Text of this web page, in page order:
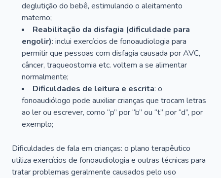
deglutição do bebê, estimulando o aleitamento
materno;
Reabilitação da disfagia (dificuldade para
engolir): inclui exercícios de fonoaudiologia para
permitir que pessoas com disfagia causada por AVC,
câncer, traqueostomia etc. voltem a se alimentar
normalmente;
Dificuldades de leitura e escrita: o
fonoaudiólogo pode auxiliar crianças que trocam letras
ao ler ou escrever, como “p” por “b” ou “t” por “d”, por
exemplo;
Dificuldades de fala em crianças: o plano terapêutico
utiliza exercícios de fonoaudiologia e outras técnicas para
tratar problemas geralmente causados pelo uso